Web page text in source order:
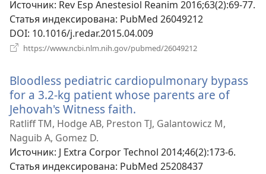
окне)
Источник‎: Rev Esp Anestesiol Reanim 2016;63(2):69-77.
Статья индексирована‎: PubMed 26049212
DOI‎: 10.1016/j.redar.2015.04.009
https://www.ncbi.nlm.nih.gov/pubmed/26049212
окне)
Bloodless pediatric cardiopulmonary bypass
for a 3.2-kg patient whose parents are of
Jehovah's Witness faith.
в
окне)
Ratliff TM, Hodge AB, Preston TJ, Galantowicz M,
Naguib A, Gomez D.
Источник‎: J Extra Corpor Technol 2014;46(2):173-6.
Статья индексирована‎: PubMed 25208437